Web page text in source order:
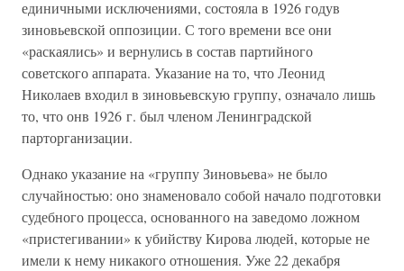
единичными исключениями, состояла в 1926 годув
зиновьевской оппозиции. С того времени все они
«раскаялись» и вернулись в состав партийного
советского аппарата. Указание на то, что Леонид
Николаев входил в зиновьевскую группу, означало лишь
то, что онв 1926 г. был членом Ленинградской
парторганизации.
Однако указание на «группу Зиновьева» не было
случайностью: оно знаменовало собой начало подготовки
судебного процесса, основанного на заведомо ложном
«пристегивании» к убийству Кирова людей, которые не
имели к нему никакого отношения. Уже 22 декабря